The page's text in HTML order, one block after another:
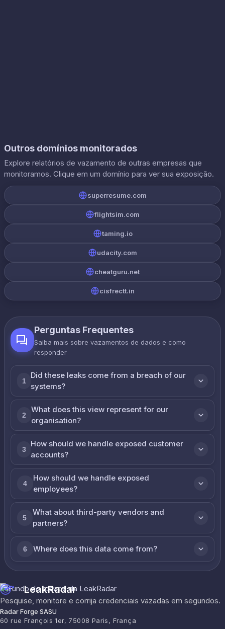
Outros domínios monitorados
Explore relatórios de vazamento de outras empresas que
monitoramos. Clique em um domínio para ver sua exposição.
superresume.com
flightsim.com
taming.io
udacity.com
cheatguru.net
cisfrectt.in
Perguntas Frequentes
Saiba mais sobre vazamentos de dados e como
responder
1
Did these leaks come from a breach of our
systems?
2
What does this view represent for our
organisation?
3
How should we handle exposed customer
accounts?
4
How should we handle exposed
employees?
5
What about third-party vendors and
partners?
6 Where does this data come from?
LeakRadar
Pesquise, monitore e corrija credenciais vazadas em segundos.
Radar Forge SASU
60 rue François 1er, 75008 Paris, França